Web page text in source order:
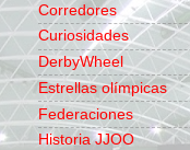
Corredores
Curiosidades
DerbyWheel
Estrellas olímpicas
Federaciones
Historia JJOO